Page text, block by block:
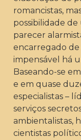
romancistas,
possibilidade
parecer
encarregado
impensável há
Baseando-se
e em quase
especialistas –
serviços
ambientalistas,
cientistas